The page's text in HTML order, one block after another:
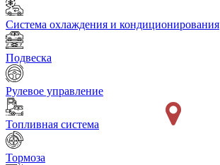
Система охлаждения и кондиционирования
Подвеска
Рулевое управление
Топливная система
Тормоза